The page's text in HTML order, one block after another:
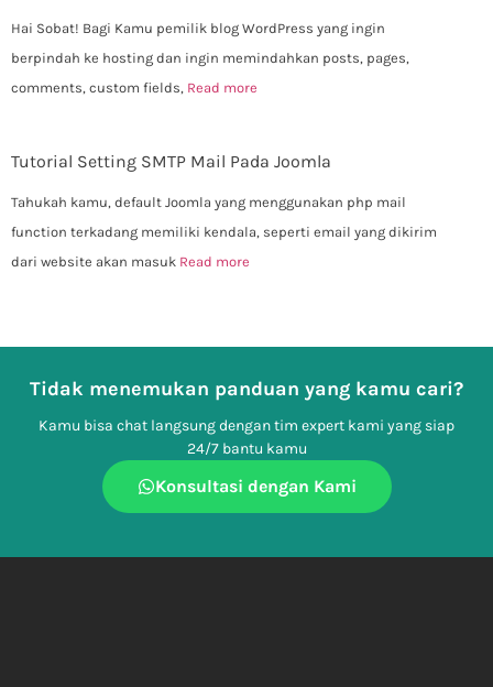
Hai Sobat! Bagi Kamu pemilik blog WordPress yang ingin
berpindah ke hosting dan ingin memindahkan posts, pages,
comments, custom fields, Read more
Tutorial Setting SMTP Mail Pada Joomla
Tahukah kamu, default Joomla yang menggunakan php mail
function terkadang memiliki kendala, seperti email yang dikirim
dari website akan masuk Read more
Tidak menemukan panduan yang kamu cari?
Kamu bisa chat langsung dengan tim expert kami yang siap
24/7 bantu kamu
Konsultasi dengan Kami